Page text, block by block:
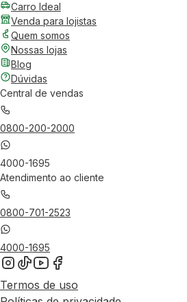
Carro Ideal
Venda para lojistas
Quem somos
Nossas lojas
Blog
Dúvidas
Central de vendas
0800-200-2000
4000-1695
Atendimento ao cliente
0800-701-2523
4000-1695
Termos de uso